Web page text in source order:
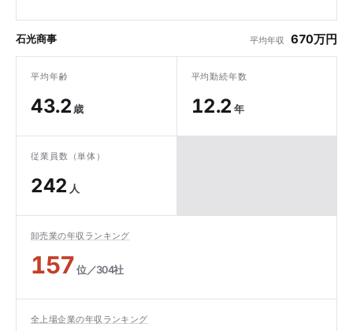
石光商事 平均年収 670万円
平均年齢
43.2 歳
平均勤続年数
12.2 年
従業員数（単体）
242 人
卸売業の年収ランキング
157位／304社
全上場企業の年収ランキング